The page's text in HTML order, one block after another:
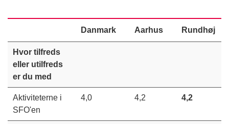
Danmark Aarhus Rundhøj
Hvor tilfreds
eller utilfreds
er du med
Aktiviteterne i
SFO'en
4,0 4,2 4,2